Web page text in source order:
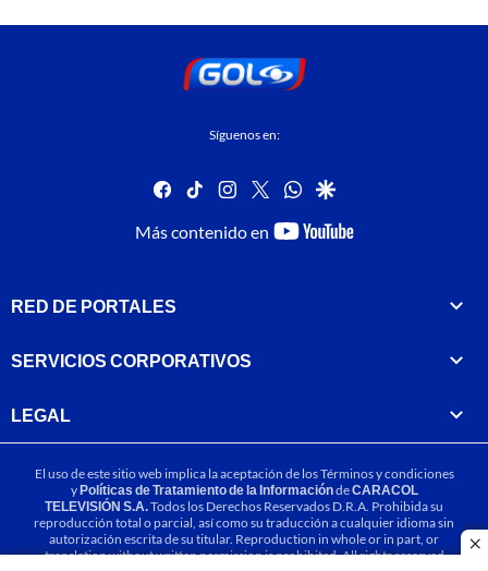
Síguenos en:
facebook
tiktok instagram
twitterwhatsapp
google
Más contenido en
youtube-
RED DE PORTALES
SERVICIOS CORPORATIVOS
LEGAL
El uso de este sitio web implica la aceptación de losTérminos y condiciones
yPolíticas de Tratamiento de la InformacióndeCARACOL
TELEVISIÓN S.A.Todos los Derechos Reservados D.R.A. Prohibida su
reproducción total o parcial, así como su traducción a cualquier idioma sin
autorización escrita de su titular. Reproduction in whole or in part, or
translation without written permission is prohibited. All rights reserved